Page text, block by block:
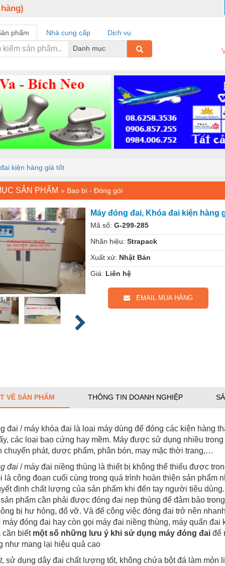
phẩm Nhà cung cấp
Dịch vụ
Danh mục
kiện hàng giá tốt
SẢN PHẨM » Bao bì - Đóng gói
Máy đóng đai, Khóa đai kiện hàng
Mã số: G-299-285
Nhãn hiệu: Strapack
Xuất xứ: Nhật Bản
Giá: Liên hệ
EMAIL MUA HÀNG
VỀ SẢN PHẨM THÔNG TIN DOANH NGHIỆP
đai / máy khóa đai là loại máy dùng để đóng các kiện hàng
các loại bao cứng hay mềm. Máy được sử dụng nhiều
chuyển phát, dược phẩm, phân bón, may mặc thời trang,…
đai / máy đai niềng thùng là thiết bị không thể thiếu được
là công đoạn cuối cùng trong quá trình hoàn thiện sản phẩm
định chất lượng của sản phẩm khi đến tay người tiêu
phẩm cần phải được đóng đai nẹp thùng để đảm bảo
bị hư hỏng, đổ vỡ. Và để công việc đóng đai trở nên
máy đóng đai hay còn gọi máy đai niềng thùng, máy quấn
cần biết một số những lưu ý khi sử dụng máy đóng đai để
như mang lại hiệu quả cao
, sử dụng dây đai chất lượng tốt, không chứa bột đá làm mòn